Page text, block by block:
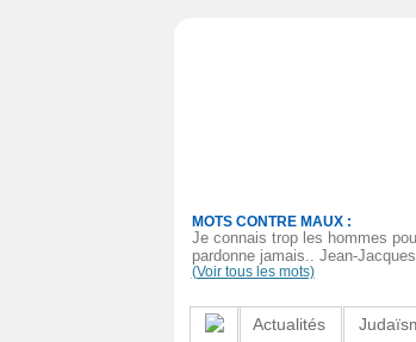
MOTS CONTRE MAUX :
Je connais trop les hommes
pardonne jamais.. Jean-
(Voir tous les mots)
Actualités